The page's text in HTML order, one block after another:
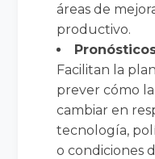
áreas de
productivo.
Facilitan la
prever cómo
cambiar en
tecnología,
o condiciones